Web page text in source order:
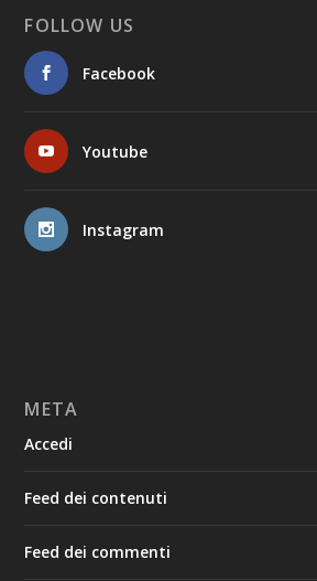
FOLLOW US
Facebook
Youtube
Instagram
META
Accedi
Feed dei contenuti
Feed dei commenti